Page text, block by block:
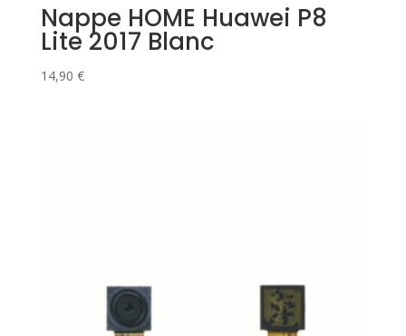
Nappe HOME Huawei P8
Lite 2017 Blanc
14,90 €